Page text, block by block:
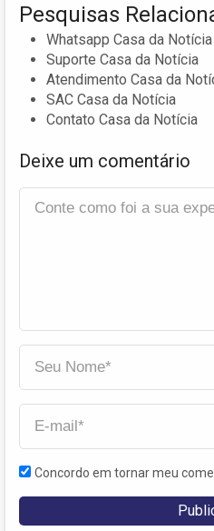
Pesquisas
Whatsapp Casa da Notícia
Suporte Casa da Notícia
Atendimento Casa da
SAC Casa da Notícia
Contato Casa da Notícia
Deixe um comentário
Concordo em tornar meu